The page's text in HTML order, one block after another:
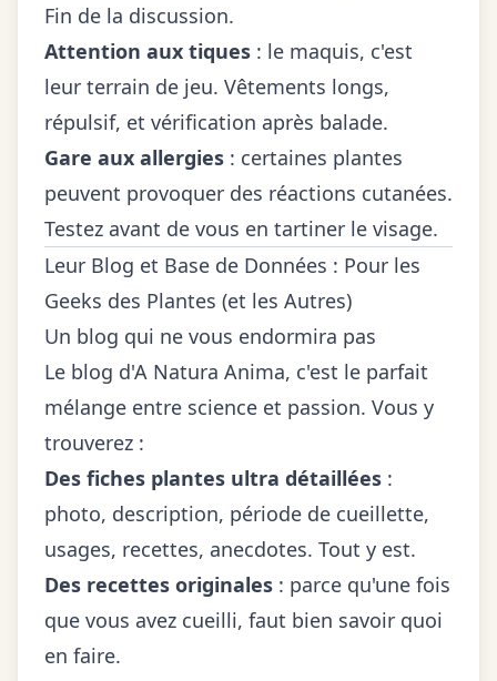
Fin de la discussion.
Attention aux tiques : le maquis, c'est
leur terrain de jeu. Vêtements longs,
répulsif, et vérification après balade.
Gare aux allergies : certaines plantes
peuvent provoquer des réactions cutanées.
Testez avant de vous en tartiner le visage.
Leur Blog et Base de Données : Pour les
Geeks des Plantes (et les Autres)
Un blog qui ne vous endormira pas
Le blog d'A Natura Anima, c'est le parfait
mélange entre science et passion. Vous y
trouverez :
Des fiches plantes ultra détaillées :
photo, description, période de cueillette,
usages, recettes, anecdotes. Tout y est.
Des recettes originales : parce qu'une fois
que vous avez cueilli, faut bien savoir quoi
en faire.